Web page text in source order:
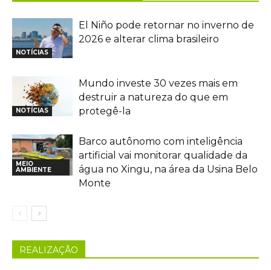
NOTÍCIAS
El Niño pode retornar no inverno de
2026 e alterar clima brasileiro
NOTÍCIAS
Mundo investe 30 vezes mais em
destruir a natureza do que em
protegê-la
MEIO
AMBIENTE
Barco autônomo com inteligência
artificial vai monitorar qualidade da
água no Xingu, na área da Usina Belo
Monte
REALIZAÇÃO